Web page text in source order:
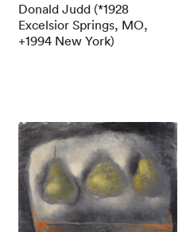
Donald Judd (*1928
Excelsior Springs, MO,
+1994 New York)